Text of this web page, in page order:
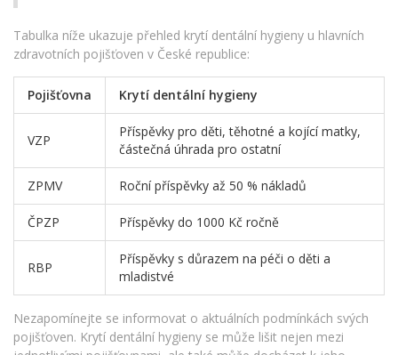
Tabulka níže ukazuje přehled krytí dentální hygieny u hlavních
zdravotních pojišťoven v České republice:
Pojišťovna Krytí dentální hygieny
VZP
Příspěvky pro děti, těhotné a kojící matky,
částečná úhrada pro ostatní
ZPMV Roční příspěvky až 50 % nákladů
ČPZP Příspěvky do 1000 Kč ročně
RBP
Příspěvky s důrazem na péči o děti a
mladistvé
Nezapomínejte se informovat o aktuálních podmínkách svých
pojišťoven. Krytí dentální hygieny se může lišit nejen mezi